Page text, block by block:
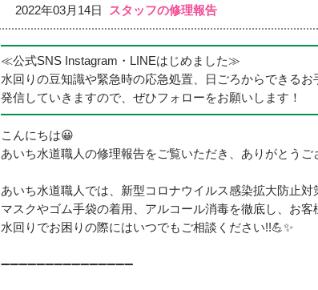
2022年03月14日 スタッフの修理報告
≪公式SNS Instagram・LINEはじめました≫
水回りの豆知識や緊急時の応急処置、日ごろからできる
発信していきますので、ぜひフォローをお願いします！
こんにちは😀
あいち水道職人の修理報告をご覧いただき、ありがとうご
あいち水道職人では、新型コロナウイルス感染拡大防止対
マスクやゴム手袋の着用、アルコール消毒を徹底し、お客
水回りでお困りの際にはいつでもご相談ください!!💪✨
➖➖➖➖➖➖➖➖➖➖➖➖➖➖➖